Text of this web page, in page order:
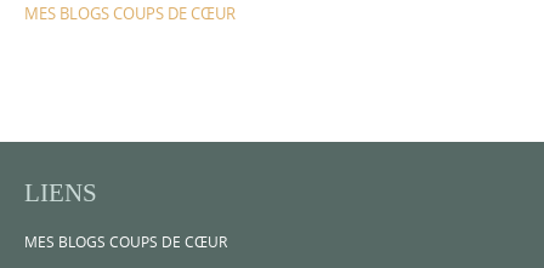
MES BLOGS COUPS DE CŒUR
LIENS
MES BLOGS COUPS DE CŒUR